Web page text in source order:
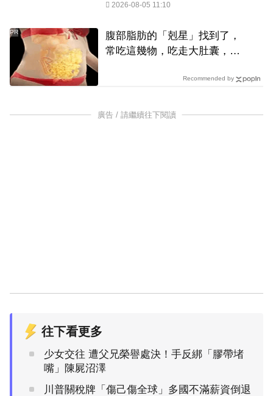
2026-08-05 11:10
腹部脂肪的「剋星」找到了，
常吃這幾物，吃走大肚囊，瘦
PR
Recommended by
廣告 / 請繼續往下閱讀
往下看更多
少女交往 遭父兄榮譽處決！手反綁「膠帶堵
嘴」陳屍沼澤
川普關稅牌「傷己傷全球」多國不滿薪資倒退